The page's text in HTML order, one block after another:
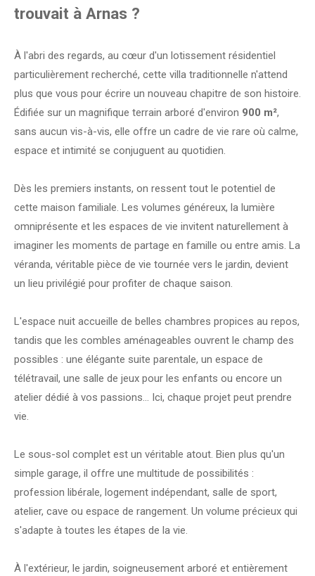
trouvait à Arnas ?
À l'abri des regards, au cœur d'un lotissement résidentiel
particulièrement recherché, cette villa traditionnelle n'attend
plus que vous pour écrire un nouveau chapitre de son histoire.
Édifiée sur un magnifique terrain arboré d'environ 900 m²,
sans aucun vis-à-vis, elle offre un cadre de vie rare où calme,
espace et intimité se conjuguent au quotidien.
Dès les premiers instants, on ressent tout le potentiel de
cette maison familiale. Les volumes généreux, la lumière
omniprésente et les espaces de vie invitent naturellement à
imaginer les moments de partage en famille ou entre amis. La
véranda, véritable pièce de vie tournée vers le jardin, devient
un lieu privilégié pour profiter de chaque saison.
L'espace nuit accueille de belles chambres propices au repos,
tandis que les combles aménageables ouvrent le champ des
possibles : une élégante suite parentale, un espace de
télétravail, une salle de jeux pour les enfants ou encore un
atelier dédié à vos passions... Ici, chaque projet peut prendre
vie.
Le sous-sol complet est un véritable atout. Bien plus qu'un
simple garage, il offre une multitude de possibilités :
profession libérale, logement indépendant, salle de sport,
atelier, cave ou espace de rangement. Un volume précieux qui
s'adapte à toutes les étapes de la vie.
À l'extérieur, le jardin, soigneusement arboré et entièrement